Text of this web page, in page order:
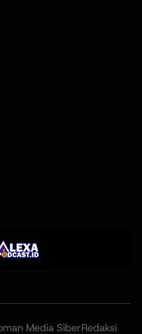
Media SiberRedaksi